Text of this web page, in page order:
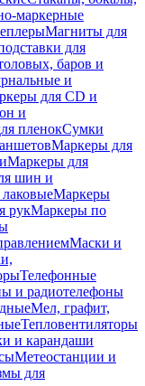
маркерные
Магниты для
для
баров и
и
для CD и
и
пленокСумки
Маркеры для
Маркеры для
шин и
Маркеры
рукМаркеры по
Маски и
Телефонные
и радиотелефоны
Мел, графит,
Тепловентиляторы
и карандаши
Метеостанции и
для